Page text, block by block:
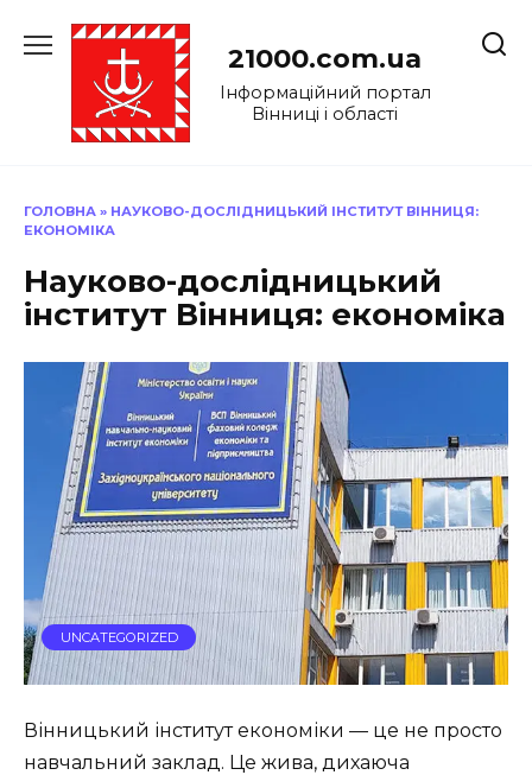
до
21000.com.ua
Інформаційний портал
Вінниці і області
ГОЛОВНА » НАУКОВО-ДОСЛІДНИЦЬКИЙ ІНСТИТУТ ВІННИЦЯ:
ЕКОНОМІКА
Науково-дослідницький
інститут Вінниця: економіка
UNCATEGORIZED
Вінницький інститут економіки — це не просто
навчальний заклад. Це жива, дихаюча